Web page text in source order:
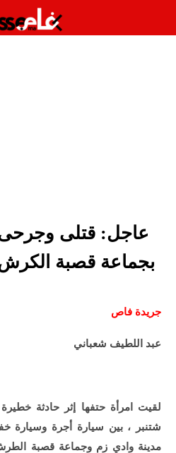
عاجل: قتلى
بجماعة قصبة
جريدة فاص
عبد اللطيف شعباني
لقيت امرأة حتفها إثر
شتنبر ، بين سيارة أجرة وسيارة
مدينة وادي زم وجماعة قصبة